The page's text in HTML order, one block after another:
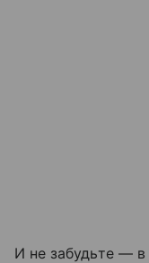
И не забудьте —